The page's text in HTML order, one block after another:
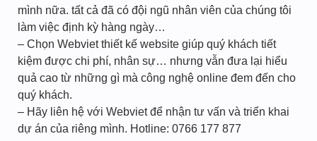
mình nữa. tất cả đã có đội ngũ nhân viên của chúng tôi
làm việc định kỳ hàng ngày…
– Chọn Webviet thiết kế website giúp quý khách tiết
kiệm được chi phí, nhân sự… nhưng vẫn đưa lại hiểu
quả cao từ những gì mà công nghệ online đem đến cho
quý khách.
– Hãy liên hệ với Webviet để nhận tư vấn và triển khai
dự án của riêng mình. Hotline: 0766 177 877